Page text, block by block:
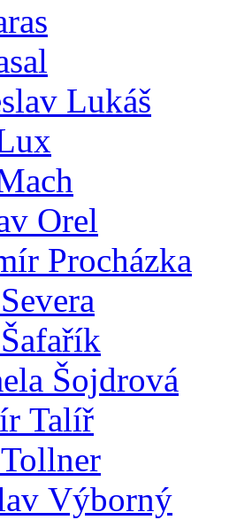
Lukáš
Orel
Procházka
Šojdrová
Talíř
Výborný